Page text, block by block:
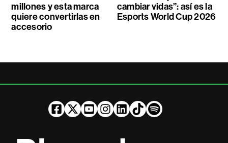
millones y esta marca
quiere convertirlas en
accesorio
cambiar vidas”: así es la
Esports World Cup 2026